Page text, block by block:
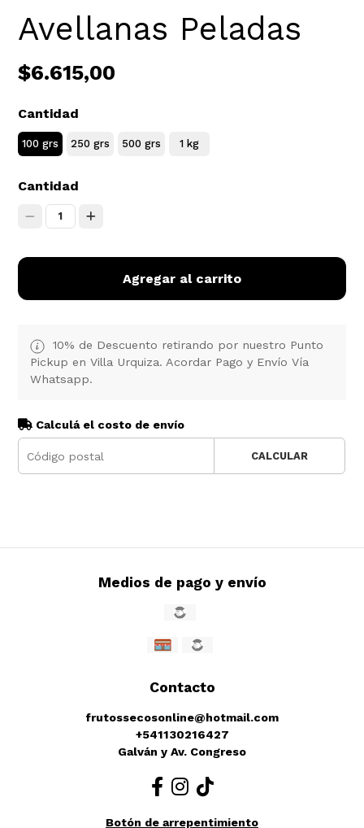
Avellanas Peladas
$6.615,00
Cantidad
100 grs 250 grs 500 grs 1 kg
Cantidad
1
Agregar al carrito
10% de Descuento retirando por nuestro Punto
Pickup en Villa Urquiza. Acordar Pago y Envío Vía
Whatsapp.
Calculá el costo de envío
CALCULAR
Medios de pago y envío
Contacto
frutossecosonline@hotmail.com
+541130216427
Galván y Av. Congreso
Botón de arrepentimiento